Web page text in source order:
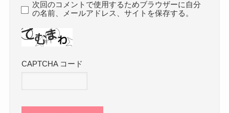
次回のコメントで使用するためブラウザーに自分
の名前、メールアドレス、サイトを保存する。
CAPTCHA コード